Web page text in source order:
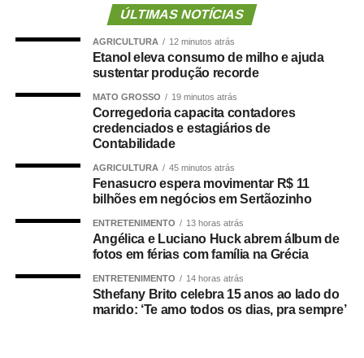
Presidência do Senado, mas quatro medidas provisórias
(MPs) aguardam votação dos senadores e podem entrar
na ordem do dia. Todas as medidas tratam de crédito
extraordinário. Uma delas vence antes do segundo
isso, precisa ser votada em breve para não perder a
A medida com vencimento próximo é a
que prevê subvenção econômica de R$ 330 milhões para
empresas importadoras de gás liquefeito de petróleo, o
gás de cozinha. A medida integra o pacote do governo
para a contenção dos impactos nos preços do petróleo e
de seus derivados causados pela guerra dos Estados
Unidos e Israel contra o Irã. O prazo para votação termina
no dia 25 de agosto.
ÚLTIMAS NOTÍCIAS
AGRICULTURA 12 minutos atrás
Etanol eleva consumo de milho e ajuda
sustentar produção recorde
MATO GROSSO 19 minutos atrás
Corregedoria capacita contadores
credenciados e estagiários de
Contabilidade
AGRICULTURA 45 minutos atrás
Fenasucro espera movimentar R$ 11
bilhões em negócios em Sertãozinho
ENTRETENIMENTO 13 horas atrás
Angélica e Luciano Huck abrem álbum de
fotos em férias com família na Grécia
ENTRETENIMENTO 14 horas atrás
Sthefany Brito celebra 15 anos ao lado do
marido: ‘Te amo todos os dias, pra sempre’